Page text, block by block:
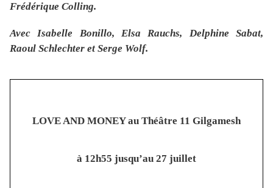
Frédérique Colling.
Avec Isabelle Bonillo, Elsa Rauchs, Delphine Sabat,
Raoul Schlechter et Serge Wolf.
LOVE AND MONEY au Théâtre 11 Gilgamesh
à 12h55 jusqu’au 27 juillet